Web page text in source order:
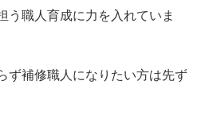
う職人育成に力を入れていま
ず補修職人になりたい方は先ず